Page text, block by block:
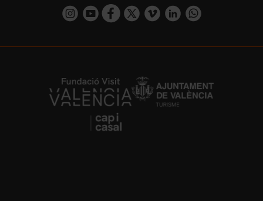
https://www.instagram.com/visit_valencia/
https://www.youtube.com/user/
https://www.facebook.com/
https://twitter.com/
https://vimeo.com/
https://www.linkedin.com/company/turismo-valencia/https://api.whatsapp.com/send/
https://fundacion.visitvalencia.com/